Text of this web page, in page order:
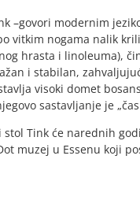
–govori modernim
vitkim nogama nalik
hrasta i linoleuma),
i stabilan,
visoki domet
sastavljanje je
stol Tink će narednih
muzej u Essenu koji